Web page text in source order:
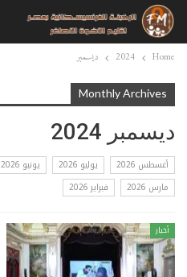
Home
2024 ديسمبر
Monthly Archives
ديسمبر 2024
أغسطس 2026 يوليو 2026 يونيو 2026
مارس 2026
فبراير 2026
أخبار